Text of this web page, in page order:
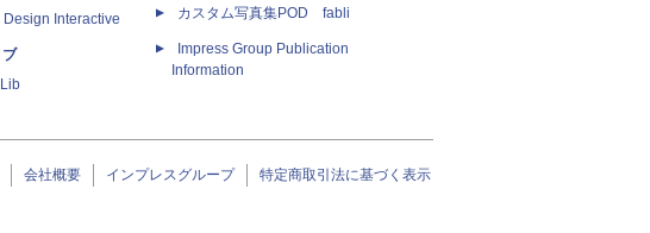
Design Interactive カスタム写真集POD fabli
Impress Group Publication
Information
会社概要 インプレスグループ 特定商取引法に基づく表示